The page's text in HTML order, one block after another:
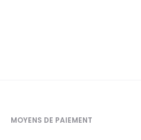
MOYENS DE PAIEMENT